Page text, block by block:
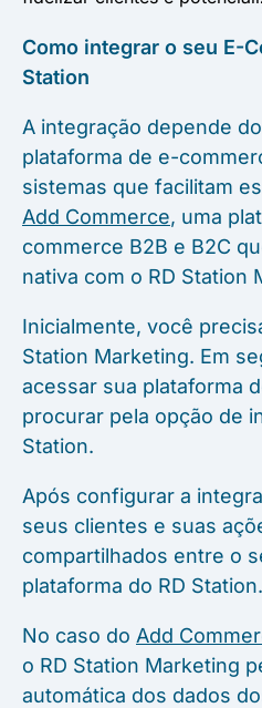
Como integrar o seu E-
Station
A integração depende
plataforma de e-
sistemas que facilitam
Add Commerce, uma
commerce B2B e B2C
nativa com o RD Station
Inicialmente, você
Station Marketing. Em
acessar sua plataforma
procurar pela opção de
Station.
Após configurar a
seus clientes e suas
compartilhados entre o
plataforma do RD Station.
No caso do Add
o RD Station Marketing
automática dos dados